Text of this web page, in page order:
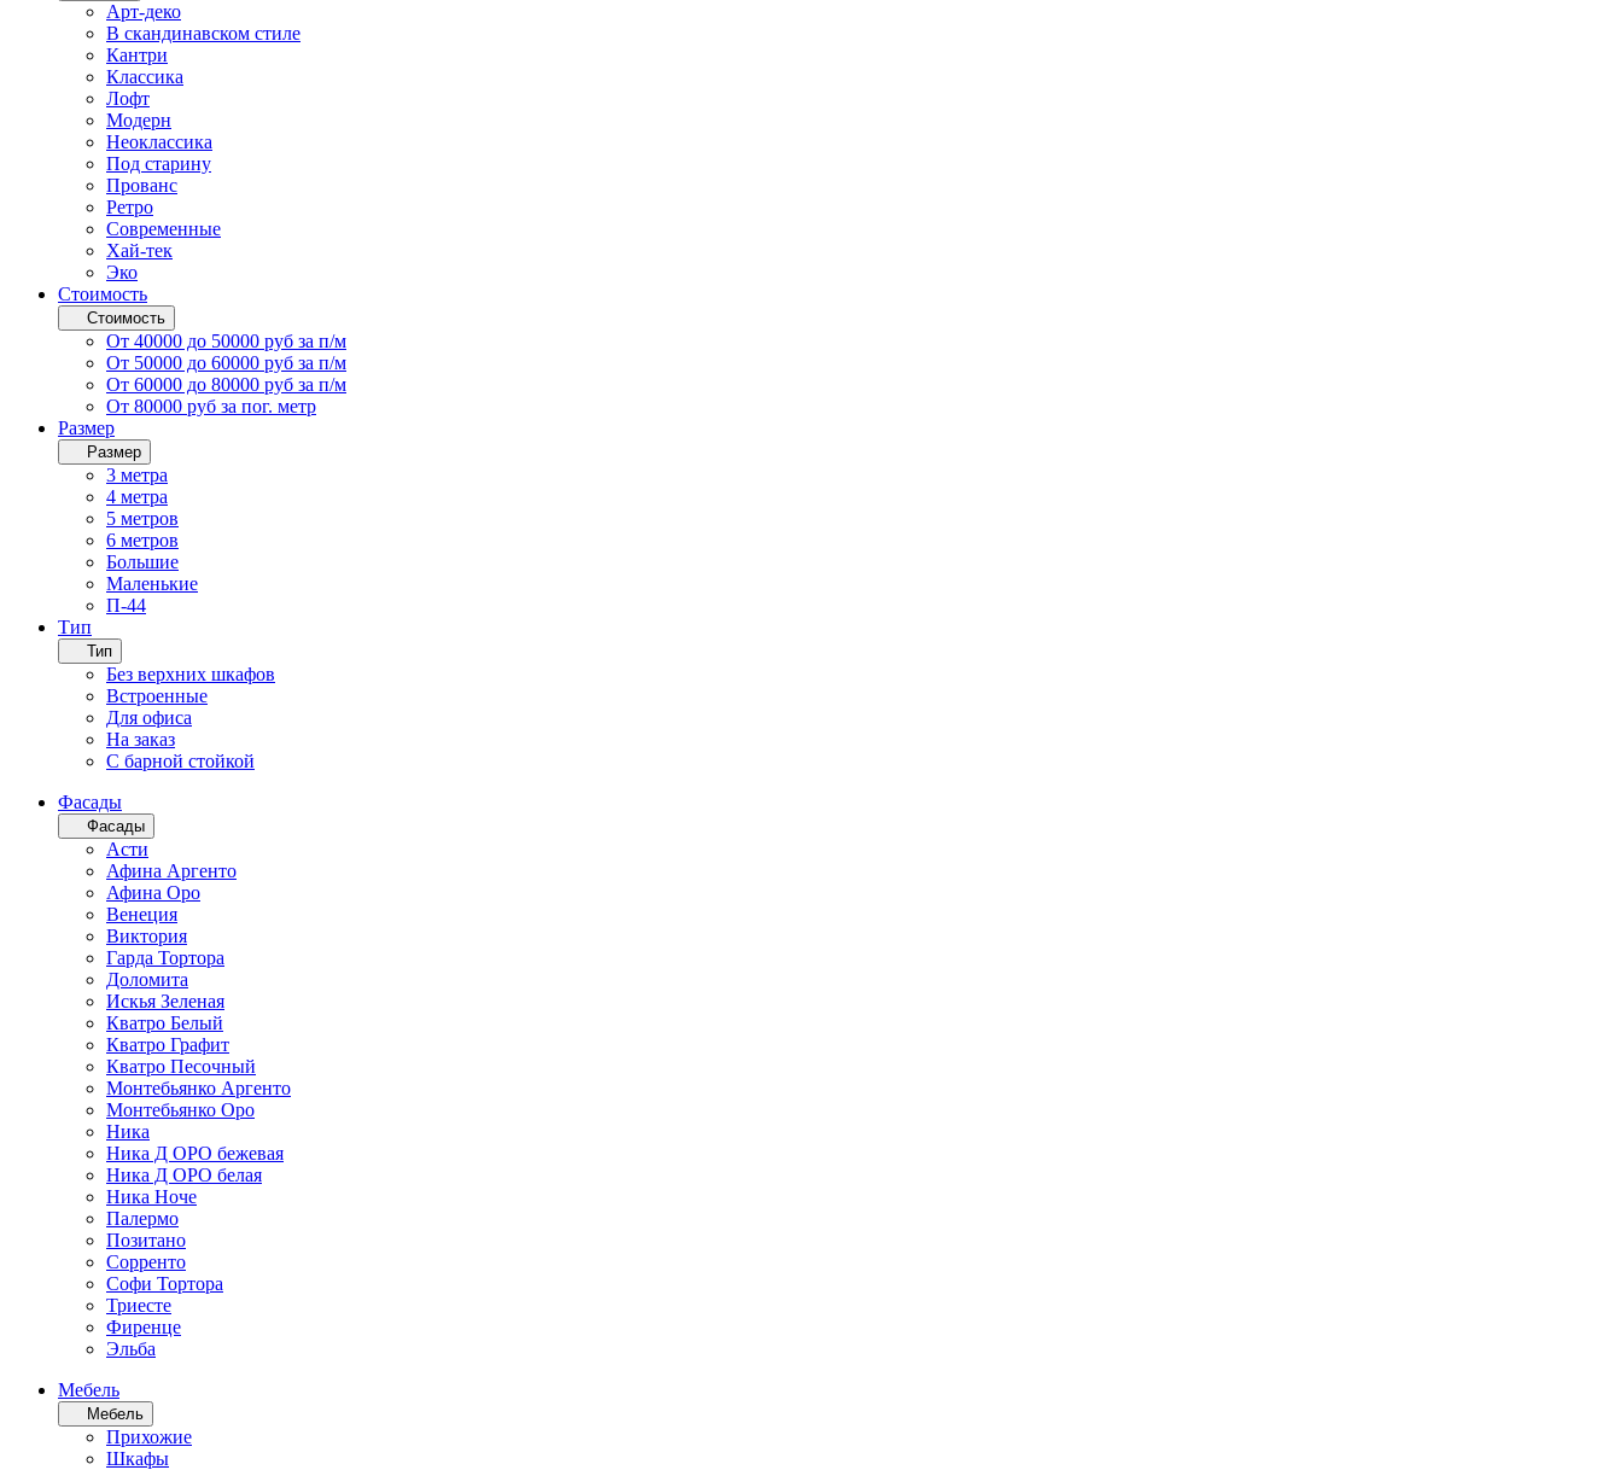
Арт-деко
В скандинавском стиле
Кантри
Классика
Лофт
Модерн
Неоклассика
Под старину
Прованс
Ретро
Современные
Хай-тек
Эко
Стоимость
Стоимость
От 40000 до 50000 руб за п/м
От 50000 до 60000 руб за п/м
От 60000 до 80000 руб за п/м
От 80000 руб за пог. метр
Размер
Размер
3 метра
4 метра
5 метров
6 метров
Большие
Маленькие
П-44
Тип
Тип
Без верхних шкафов
Встроенные
Для офиса
На заказ
С барной стойкой
Фасады
Фасады
Асти
Афина Аргенто
Афина Оро
Венеция
Виктория
Гарда Тортора
Доломита
Искья Зеленая
Кватро Белый
Кватро Графит
Кватро Песочный
Монтебьянко Аргенто
Монтебьянко Оро
Ника
Ника Д ОРО бежевая
Ника Д ОРО белая
Ника Ноче
Палермо
Позитано
Сорренто
Софи Тортора
Триесте
Фиренце
Эльба
Мебель
Мебель
Прихожие
Шкафы